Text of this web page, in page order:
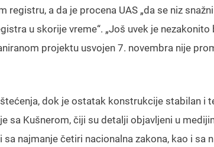
a da je procena UAS „da se niz
u skorije vreme“. „Još uvek je nezakonito
projektu usvojen 7. novembra nije
dok je ostatak konstrukcije stabilan i
sa Kušnerom, čiji su detalji objavljeni u
najmanje četiri nacionalna zakona, kao i sa